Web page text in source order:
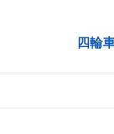
四輪